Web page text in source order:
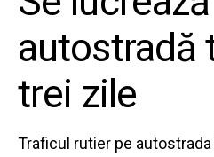
autostradă
trei zile
Traficul rutier pe